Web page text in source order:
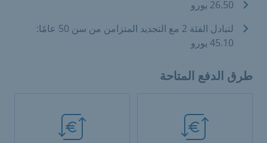
26.50 يورو
لتبادل الفئة 2 مع التجديد المتزامن من سن 50 عامًا:
45.10 يورو
طرق الدفع المتاحة